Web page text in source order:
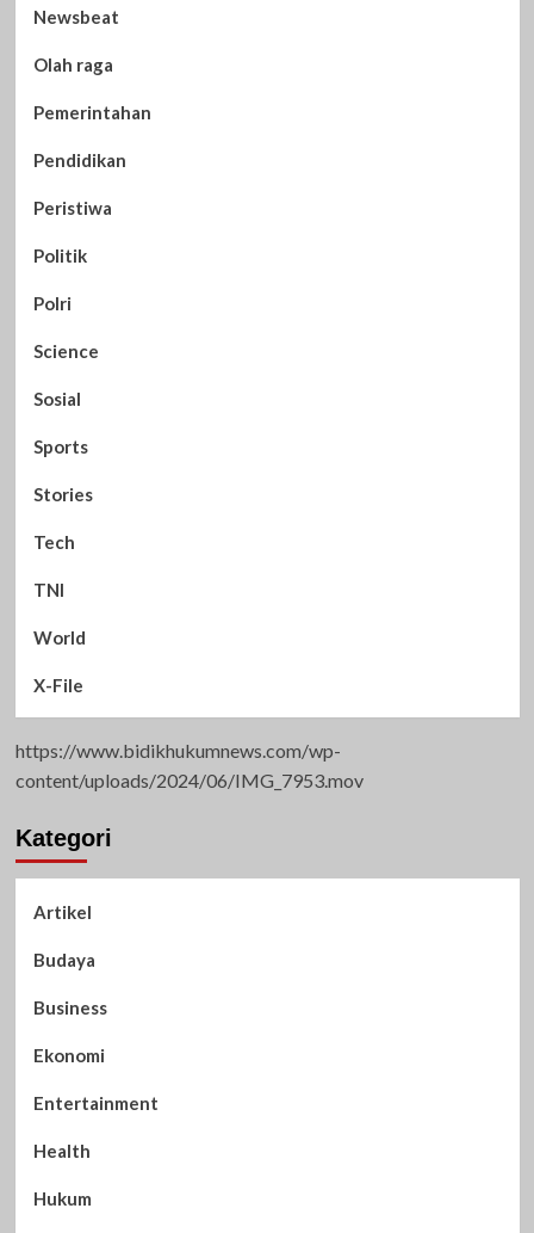
Newsbeat
Olah raga
Pemerintahan
Pendidikan
Peristiwa
Politik
Polri
Science
Sosial
Sports
Stories
Tech
TNI
World
X-File
https://www.bidikhukumnews.com/wp-
content/uploads/2024/06/IMG_7953.mov
Kategori
Artikel
Budaya
Business
Ekonomi
Entertainment
Health
Hukum